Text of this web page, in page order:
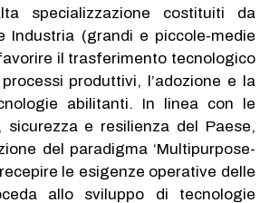
specializzazione costituiti da
Industria (grandi e piccole-medie
il trasferimento tecnologico
produttivi, l’adozione e la
abilitanti. In linea con le
e resilienza del Paese,
del paradigma ‘Multipurpose-
le esigenze operative delle
allo sviluppo di tecnologie